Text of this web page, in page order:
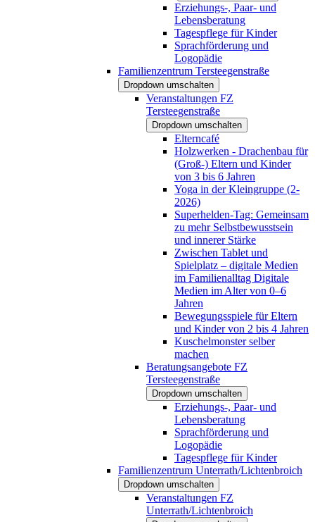
Erziehungs-, Paar- und
Lebensberatung
Tagespflege für Kinder
Sprachförderung und
Logopädie
Familienzentrum Tersteegenstraße
Dropdown umschalten
Veranstaltungen FZ
Tersteegenstraße
Dropdown umschalten
Elterncafé
Holzwerken - Drachenbau für
(Groß-) Eltern und Kinder
von 3 bis 6 Jahren
Yoga in der Kleingruppe (2-
2026)
Superhelden-Tag: Gemeinsam
zu mehr Selbstbewusstsein
und innerer Stärke
Zwischen Tablet und
Spielplatz – digitale Medien
im Familienalltag Digitale
Medien im Alter von 0–6
Jahren
Bewegungsspiele für Eltern
und Kinder von 2 bis 4 Jahren
Kuschelmonster selber
machen
Beratungsangebote FZ
Tersteegenstraße
Dropdown umschalten
Erziehungs-, Paar- und
Lebensberatung
Sprachförderung und
Logopädie
Tagespflege für Kinder
Familienzentrum Unterrath/Lichtenbroich
Dropdown umschalten
Veranstaltungen FZ
Unterrath/Lichtenbroich